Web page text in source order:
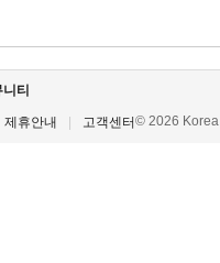
티
제휴안내 고객센터© 2026